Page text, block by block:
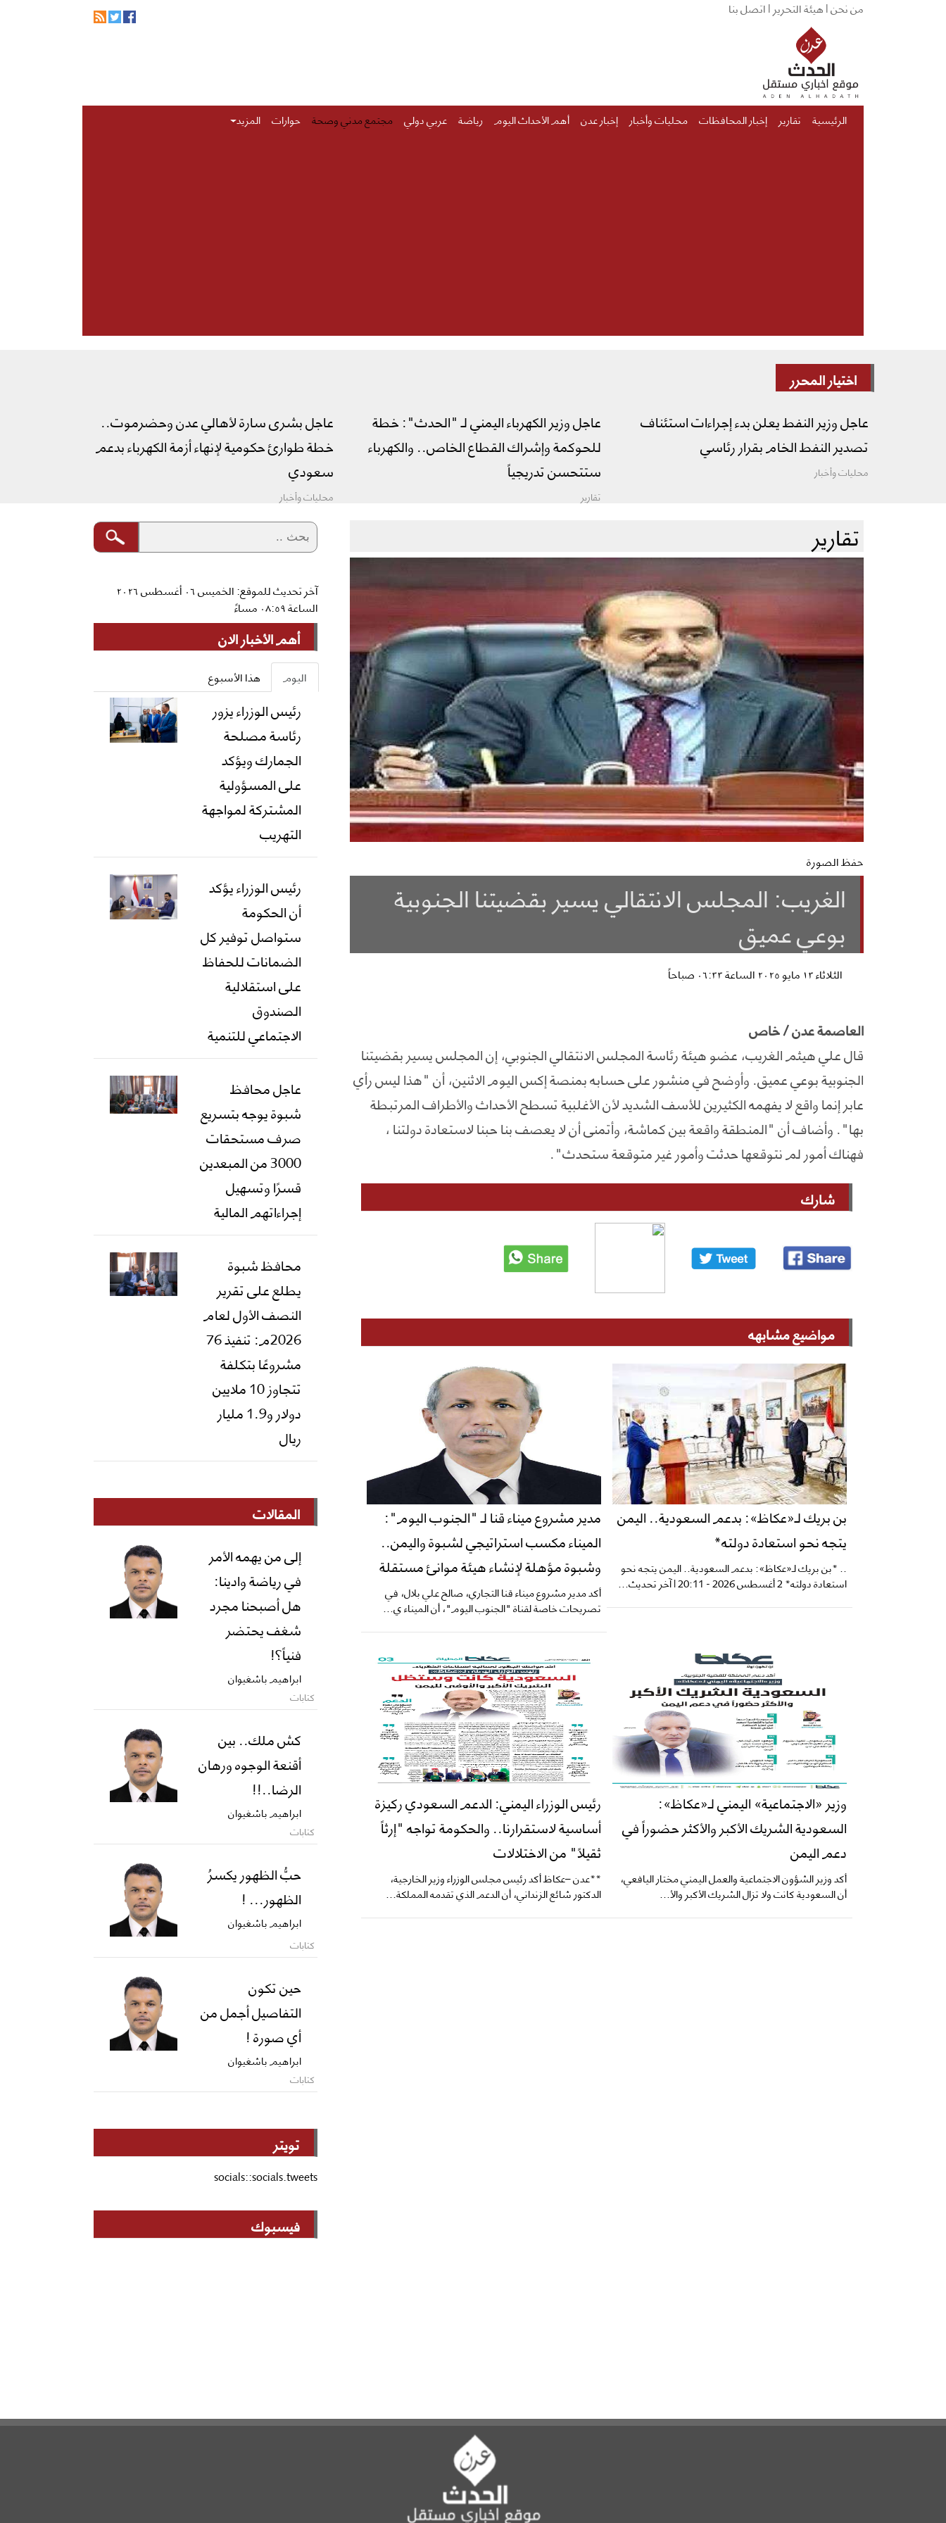
من نحن |هيئة التحرير |اتصل بنا
الرئيسية تقارير إخبار المحافظات محليات وأخبار إخبار عدن أهم الأحداث اليوم رياضة عربي دولي مجتمع مدني وصحة حوارات المزيد
اختيار المحرر
عاجل وزير النفط يعلن بدء إجراءات استئناف
تصدير النفط الخام بقرار رئاسي
محليات وأخبار
عاجل وزير الكهرباء اليمني لـ "الحدث": خطة
للحوكمة وإشراك القطاع الخاص.. والكهرباء
ستتحسن تدريجياً
تقارير
عاجل بشرى سارة لأهالي عدن وحضرموت..
خطة طوارئ حكومية لإنهاء أزمة الكهرباء بدعم
سعودي
محليات وأخبار
تقارير
حفظ الصورة
الغريب: المجلس الانتقالي يسير بقضيتنا الجنوبية
بوعي عميق
الثلاثاء ١٣ مايو ٢٠٢٥ الساعة ٠٦:٣٣ صباحاً
العاصمة عدن / خاص
قال علي هيثم الغريب، عضو هيئة رئاسة المجلس الانتقالي الجنوبي، إن المجلس يسير بقضيتنا
الجنوبية بوعي عميق. وأوضح في منشور على حسابه بمنصة إكس اليوم الاثنين، أن "هذا ليس رأي
عابر إنما واقع لا يفهمه الكثيرين للأسف الشديد لأن الأغلبية تسطح الأحداث والأطراف المرتبطة
بها". وأضاف أن "المنطقة واقعة بين كماشة، وأتمنى أن لا يعصف بنا حبنا لاستعادة دولتنا ،
فهناك أمور لم نتوقعها حدثت وأمور غير متوقعة ستحدث".
شارك
مواضيع مشابهه
بن بريك لـ«عكاظ»: بدعم السعودية.. اليمن
يتجه نحو استعادة دولته*
.. *بن بريك لـ«عكاظ»: بدعم السعودية.. اليمن يتجه نحو
استعادة دولته* 2 أغسطس 2026 - 20:11 | آخر تحديث...
​مدير مشروع ميناء قنا لـ "الجنوب اليوم":
الميناء مكسب استراتيجي لشبوة واليمن..
وشبوة مؤهلة لإنشاء هيئة موانئ مستقلة
​أكد مدير مشروع ميناء قنا التجاري، صالح علي بلال، في
تصريحات خاصة لقناة "الجنوب اليوم"، أن الميناء ي...
وزير «الاجتماعية» اليمني لـ«عكاظ»:
السعودية الشريك الأكبر والأكثر حضوراً في
دعم اليمن
أكد وزير الشؤون الاجتماعية والعمل اليمني مختار اليافعي،
أن السعودية كانت ولا تزال الشريك الأكبر والأ...
رئيس الوزراء اليمني: الدعم السعودي ركيزة
أساسية لاستقرارنا.. والحكومة تواجه "إرثاً
ثقيلاً" من الاختلالات
**عدن –عكاظ أكد رئيس مجلس الوزراء وزير الخارجية،
الدكتور شائع الزنداني، أن الدعم الذي تقدمه المملكة...
آخر تحديث للموقع: الخميس ٠٦ أغسطس ٢٠٢٦
الساعة ٠٨:٥٩ مساءً
أهم الأخبار الان
اليوم هذا الأسبوع
رئيس الوزراء يزور
رئاسة مصلحة
الجمارك ويؤكد
على المسؤولية
المشتركة لمواجهة
التهريب
رئيس الوزراء يؤكد
أن الحكومة
ستواصل توفير كل
الضمانات للحفاظ
على استقلالية
الصندوق
الاجتماعي للتنمية
عاجل محافظ
شبوة يوجه بتسريع
صرف مستحقات
3000 من المبعدين
قسرًا وتسهيل
إجراءاتهم المالية
محافظ شبوة
يطلع على تقرير
النصف الأول لعام
2026م: تنفيذ 76
مشروعًا بتكلفة
تتجاوز 10 ملايين
دولار و1.9 مليار
ريال
المقالات
إلى من يهمه الأمر
في رياضة وادينا:
هل أصبحنا مجرد
شغف يحتضر
فنياً؟!
ابراهيم باشغيوان
كتابات
كش ملك.. بين
أقنعة الوجوه ورهان
الرضا..!!
ابراهيم باشغيوان
كتابات
حبُّ الظهور يكسرُ
الظهور... !
ابراهيم باشغيوان
كتابات
حين تكون
التفاصيل أجمل من
أي صورة !
ابراهيم باشغيوان
كتابات
تويتر
socials::socials.tweets
فيسبوك